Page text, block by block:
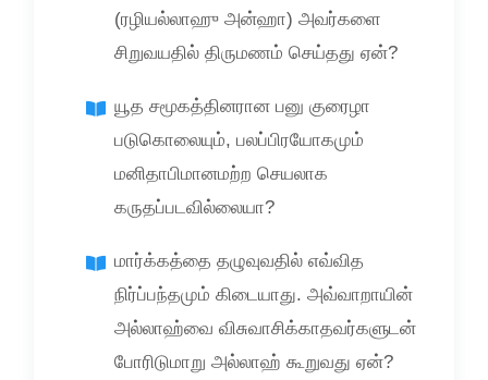
(ரழியல்லாஹு அன்ஹா) அவர்களை
சிறுவயதில் திருமணம் செய்தது ஏன்?
யூத சமூகத்தினரான பனு குரைழா
படுகொலையும், பலப்பிரயோகமும்
மனிதாபிமானமற்ற செயலாக
கருதப்படவில்லையா?
மார்க்கத்தை தழுவுவதில் எவ்வித
நிர்ப்பந்தமும் கிடையாது. அவ்வாறாயின்
அல்லாஹ்வை விசுவாசிக்காதவர்களுடன்
போரிடுமாறு அல்லாஹ் கூறுவது ஏன்?